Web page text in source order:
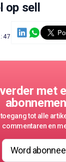
op sell
met
tot alle
commentaren en
Word abonnee